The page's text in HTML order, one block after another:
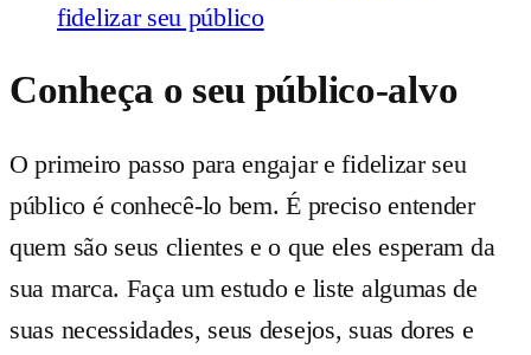
fidelizar seu público
Conheça o seu público-alvo
O primeiro passo para engajar e fidelizar seu
público é conhecê-lo bem. É preciso entender
quem são seus clientes e o que eles esperam da
sua marca. Faça um estudo e liste algumas de
suas necessidades, seus desejos, suas dores e